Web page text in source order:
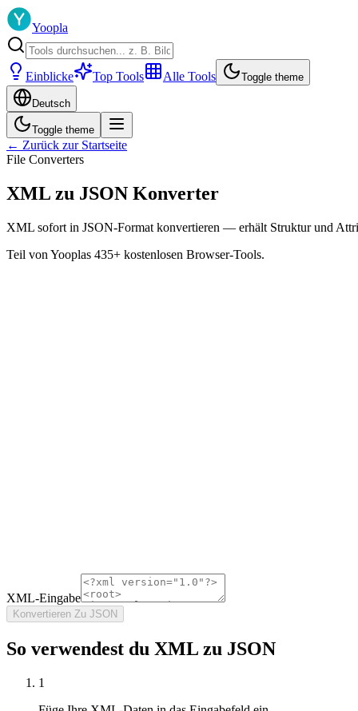
Yoopla
Einblicke Top Tools Alle Tools Toggle theme
Deutsch
Toggle theme
← Zurück zur Startseite
File Converters
XML zu JSON Konverter
XML sofort in JSON-Format konvertieren — erhält Struktur und
Teil von Yooplas 435+ kostenlosen Browser-Tools.
XML-Eingabe
Konvertieren Zu JSON
So verwendest du XML zu JSON
1